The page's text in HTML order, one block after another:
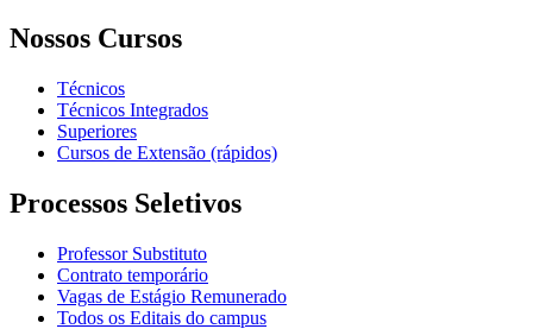
Nossos Cursos
Técnicos
Técnicos Integrados
Superiores
Cursos de Extensão (rápidos)
Processos Seletivos
Professor Substituto
Contrato temporário
Vagas de Estágio Remunerado
Todos os Editais do campus